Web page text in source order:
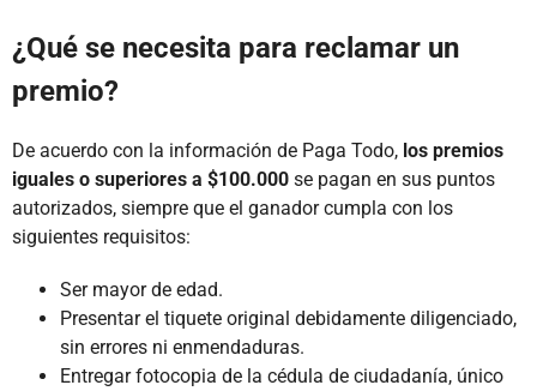
¿Qué se necesita para reclamar un
premio?
De acuerdo con la información de Paga Todo, los premios
iguales o superiores a $100.000 se pagan en sus puntos
autorizados, siempre que el ganador cumpla con los
siguientes requisitos:
Ser mayor de edad.
Presentar el tiquete original debidamente diligenciado,
sin errores ni enmendaduras.
Entregar fotocopia de la cédula de ciudadanía, único